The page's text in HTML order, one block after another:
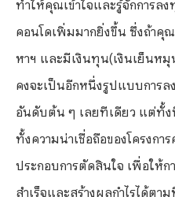
ทำให้คุณเข้าใจและรู้จักการล
คอนโดเพิ่มมากยิ่งขึ้น ซึ่งถ้าคุ
หาฯ และมีเงินทุน(เงินเย็นหมุ
คงจะเป็นอีกหนึ่งรูปแบบการ
อันดับต้น ๆ เลยทีเดียว แต่ทั้ง
ทั้งความน่าเชื่อถือของโครงกา
ประกอบการตัดสินใจ เพื่อให้
สำเร็จและสร้างผลกำไรได้ตา